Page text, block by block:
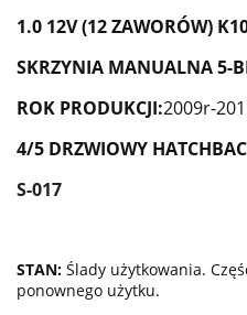
1.0 12V (12 ZAWORÓW)
SKRZYNIA MANUALNA 5-
ROK PRODUKCJI:2009r-
4/5 DRZWIOWY
S-017
STAN: Ślady użytkowania.
ponownego użytku.